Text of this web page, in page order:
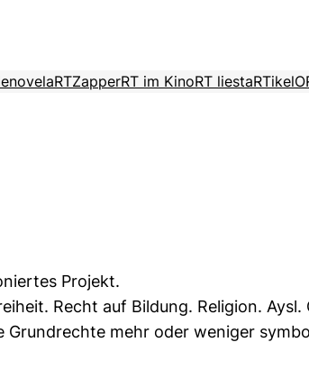
RTZapperRT im KinoRT liestaRTikel
Projekt.
Recht auf Bildung. Religion.
Grundrechte mehr oder weniger